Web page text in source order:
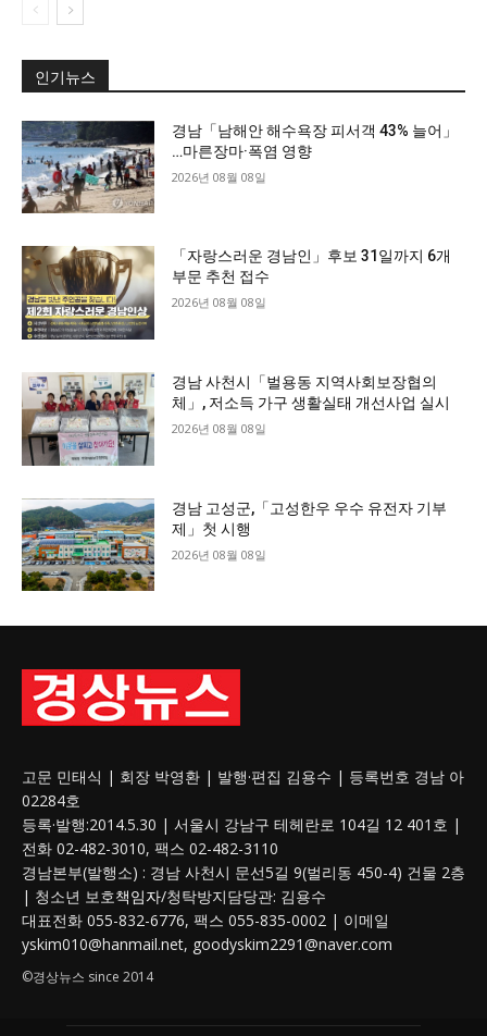
인기뉴스
경남「남해안 해수욕장 피서객 43% 늘어」
…마른장마·폭염 영향
2026년 08월 08일
「자랑스러운 경남인」후보 31일까지 6개
부문 추천 접수
2026년 08월 08일
경남 사천시「벌용동 지역사회보장협의
체」, 저소득 가구 생활실태 개선사업 실시
2026년 08월 08일
경남 고성군,「고성한우 우수 유전자 기부
제」첫 시행
2026년 08월 08일
고문 민태식 | 회장 박영환 | 발행·편집 김용수 | 등록번호 경남 아
02284호
등록·발행:2014.5.30 | 서울시 강남구 테헤란로 104길 12 401호 |
전화 02-482-3010, 팩스 02-482-3110
경남본부(발행소) : 경남 사천시 문선5길 9(벌리동 450-4) 건물 2층
| 청소년 보호책임자/청탁방지담당관: 김용수
대표전화 055-832-6776, 팩스 055-835-0002 | 이메일
yskim010@hanmail.net, goodyskim2291@naver.com
©경상뉴스 since 2014